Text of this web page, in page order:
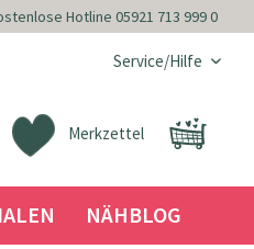
Hotline 05921 713 999 0
Service/Hilfe
Merkzettel
NÄHBLOG